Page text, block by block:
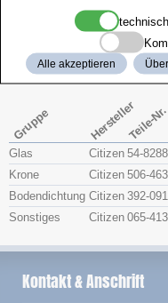
Citizen 4-F40969
Gruppe HerstellerTeile-Nr.
Glas Citizen 54-
Krone
Citizen 506-
Bodendichtung Citizen 392-
Sonstiges
Citizen 065-
Alle akzeptieren
Kontakt & Anschrift